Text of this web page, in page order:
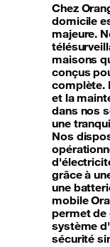
Chez
domicile
majeure.
maisons
conçus
complète.
et la
dans nos
une
Nos
grâce à
une
mobile
permet de
système
sécurité